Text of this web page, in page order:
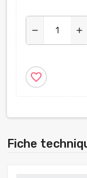
remove add
favorite_border
Fiche